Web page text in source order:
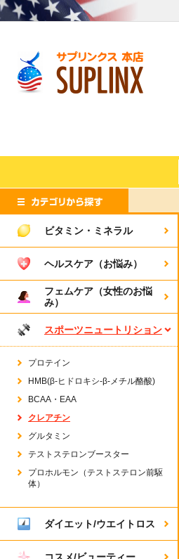
ビタミン・ミネラル
ヘルスケア（お悩み）
フェムケア（女性のお悩
み）
スポーツニュートリション
プロテイン
HMB(β-ヒドロキシ-β-メチル酪酸)
BCAA・EAA
クレアチン
グルタミン
テストステロンブースター
プロホルモン（テストステロン前駆
体）
ダイエット/ウエイトロス